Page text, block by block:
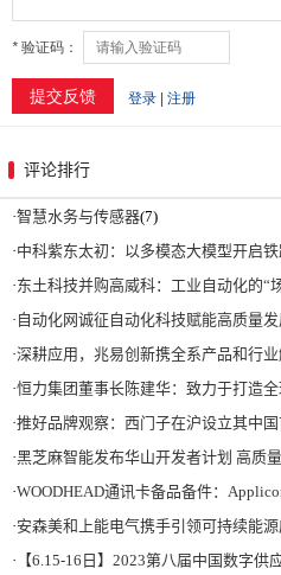
评论排行
·智慧水务与传感器(7)
·中科紫东太初：以多模态大模型开启
·东土科技并购高威科：工业自动化的“
· 自动化网诚征自动化科技赋能高质量
·深耕应用，兆易创新携全系产品和行
·恒力集团董事长陈建华：致力于打造全球行业标杆，为国家的经济高质
·推好品牌观察：西门子在沪设立其中国
·黑芝麻智能发布华山开发者计划 高质
·WOODHEAD通讯卡备品备件：Applicom
·安森美和上能电气携手引领可持续能源应用的发展 两家公司合作开
· 【6.15-16日】2023第八届中国数字